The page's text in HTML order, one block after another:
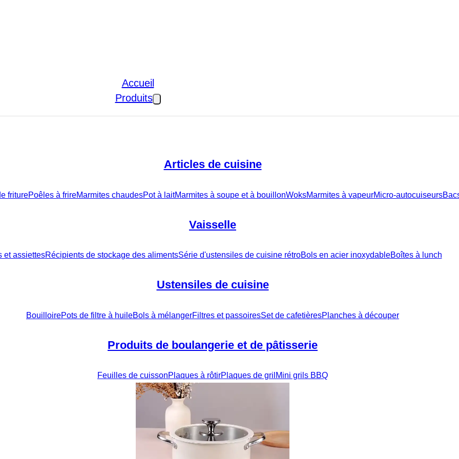
Accueil
Produits
Articles de cuisine
friturePoêles à frireMarmites chaudesPot à laitMarmites à soupe et à bouillonWoksMarmites à vapeurMicro-autocuiseurs
Vaisselle
et assiettesRécipients de stockage des alimentsSérie d'ustensiles de cuisine rétroBols en acier inoxydableBoîtes à lunch
Ustensiles de cuisine
BouilloirePots de filtre à huileBols à mélangerFiltres et passoiresSet de cafetièresPlanches à découper
Produits de boulangerie et de pâtisserie
Feuilles de cuissonPlaques à rôtirPlaques de gril Mini grils BBQ